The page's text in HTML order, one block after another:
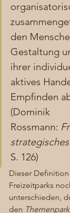
den
Gestaltung
ihrer
aktives
Empfinden
(Dominik
Rossmann:
S. 126)
Dieser
Freizeitparks
unterschieden,
den